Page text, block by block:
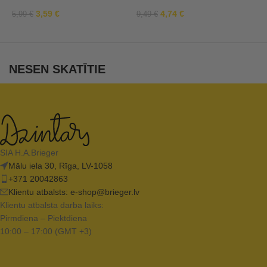
5,99€ 3,59 € 9,49€ 4,74 €
NESEN SKATĪTIE
SIA H.A.Brieger
Mālu iela 30, Rīga, LV-1058
+371 20042863
Klientu atbalsts: e-shop@brieger.lv
Klientu atbalsta darba laiks:
Pirmdiena – Piektdiena
10:00 – 17:00 (GMT +3)